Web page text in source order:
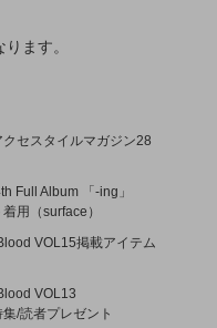
ます。
クセスタイルマガジン28
Full Album 「-ing」
用（surface）
VOL15掲載アイテム
VOL13
/読者プレゼント